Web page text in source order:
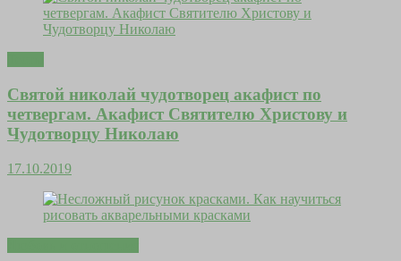
Святой николай чудотворец акафист по
четвергам. Акафист Святителю Христову и
Чудотворцу Николаю
17.10.2019